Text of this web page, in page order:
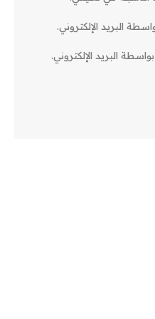
البريد الإلكتروني.
البريد الإلكتروني.